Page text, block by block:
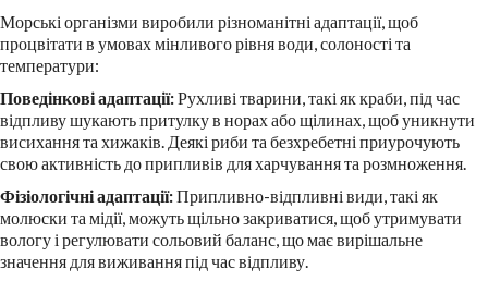
Морські організми виробили різноманітні адаптації, щоб
процвітати в умовах мінливого рівня води, солоності та
температури:
Поведінкові адаптації:Рухливі тварини, такі як краби, під час
відпливу шукають притулку в норах або щілинах, щоб уникнути
висихання та хижаків. Деякі риби та безхребетні приурочують
свою активність до припливів для харчування та розмноження.
Фізіологічні адаптації:Припливно-відпливні види, такі як
молюски та мідії, можуть щільно закриватися, щоб утримувати
вологу і регулювати сольовий баланс, що має вирішальне
значення для виживання під час відпливу.